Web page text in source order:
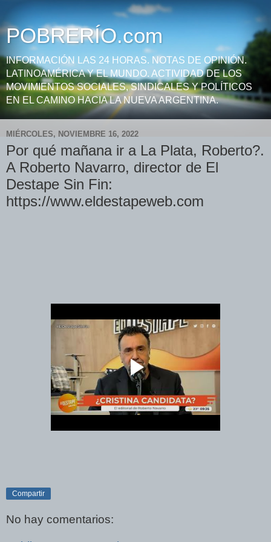
POBRERÍO.com
INFORMACIÓN LAS 24 HORAS. NOTAS DE OPINIÓN.
LATINOAMÉRICA Y EL MUNDO. ACTIVIDAD DE LOS
MOVIMIENTOS SOCIALES, SINDICALES Y POLÍTICOS
EN EL CAMINO HACIA LA NUEVA ARGENTINA.
MIÉRCOLES, NOVIEMBRE 16, 2022
Por qué mañana ir a La Plata, Roberto?.
A Roberto Navarro, director de El
Destape Sin Fin:
https://www.eldestapeweb.com
Compartir
No hay comentarios: